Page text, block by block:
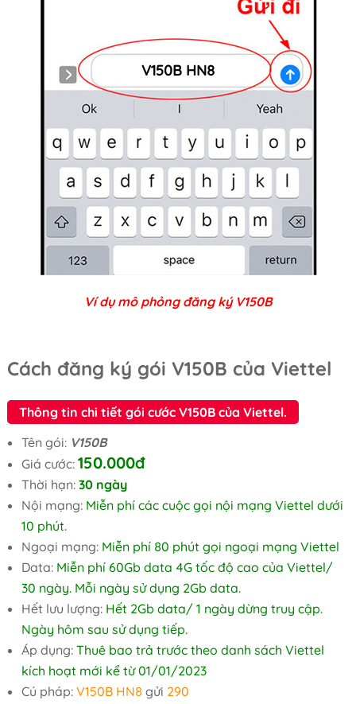
V150B HN8
Ví dụ mô phỏng đăng ký V150B
Cách đăng ký gói V150B của Viettel
Thông tin chi tiết gói cước V150B của Viettel.
Tên gói: V150B
Giá cước: 150.000đ
Thời hạn: 30 ngày
Nội mạng:Miễn phí các cuộc gọi nội mạng Viettel dưới
10 phút.
Ngoại mạng: Miễn phí 80 phút gọi ngoại mạng Viettel
Data: Miễn phí 60Gb data 4G tốc độ cao của Viettel/
30 ngày. Mỗi ngày sử dụng 2Gb data.
Hết lưu lượng:Hết 2Gb data/ 1 ngày dừng truy cập.
Ngày hôm sau sử dụng tiếp.
Áp dụng: Thuê bao trả trước theo danh sách Viettel
kích hoạt mới kể từ 01/01/2023
Cú pháp: V150B HN8 gửi 290